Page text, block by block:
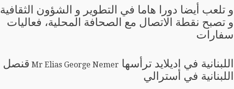
و تلعب أيضا دورا هاما في التطوير و الشؤون الثقافية
و تصبح نقطة الاتصال مع الصحافة المحلية، فعاليات
سفارات
اللبنانية في اديلايد ترأسها Mr Elias George Nemer قنصل
اللبنانية في أسترالي